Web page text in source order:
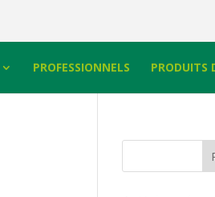
PROFESSIONNELS PRODUITS